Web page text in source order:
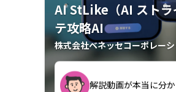
AI StLike（AI ストラ
テ攻略AI
株式会社ベネッセコーポレー
が、復習するのに非
解説動画が本当に分か